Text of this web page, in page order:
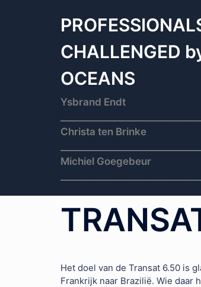
CHALLENGED
OCEANS
Ysbrand Endt
Christa ten Brinke
Michiel Goegebeur
Het doel van de Transat 6.50 is
Frankrijk naar Brazilië. Wie daar